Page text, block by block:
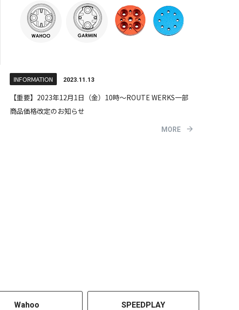
INFORMATION 2023.11.13
【重要】2023年12月1日（金）10時～ROUTE WERKS一部
商品価格改定のお知らせ
MORE
Wahoo SPEEDPLAY